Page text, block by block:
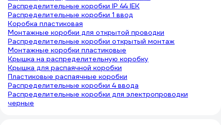
Распределительные коробки IP 44 IEK
Распределительные коробки 1 ввод
Коробка пластиковая
Монтажные коробки для открытой проводки
Распределительные коробки открытый монтаж
Монтажные коробки пластиковые
Крышка на распределительную коробку
Крышка для распаячной коробки
Пластиковые распаячные коробки
Распределительные коробки 4 ввода
Распределительные коробки для электропроводки
черные